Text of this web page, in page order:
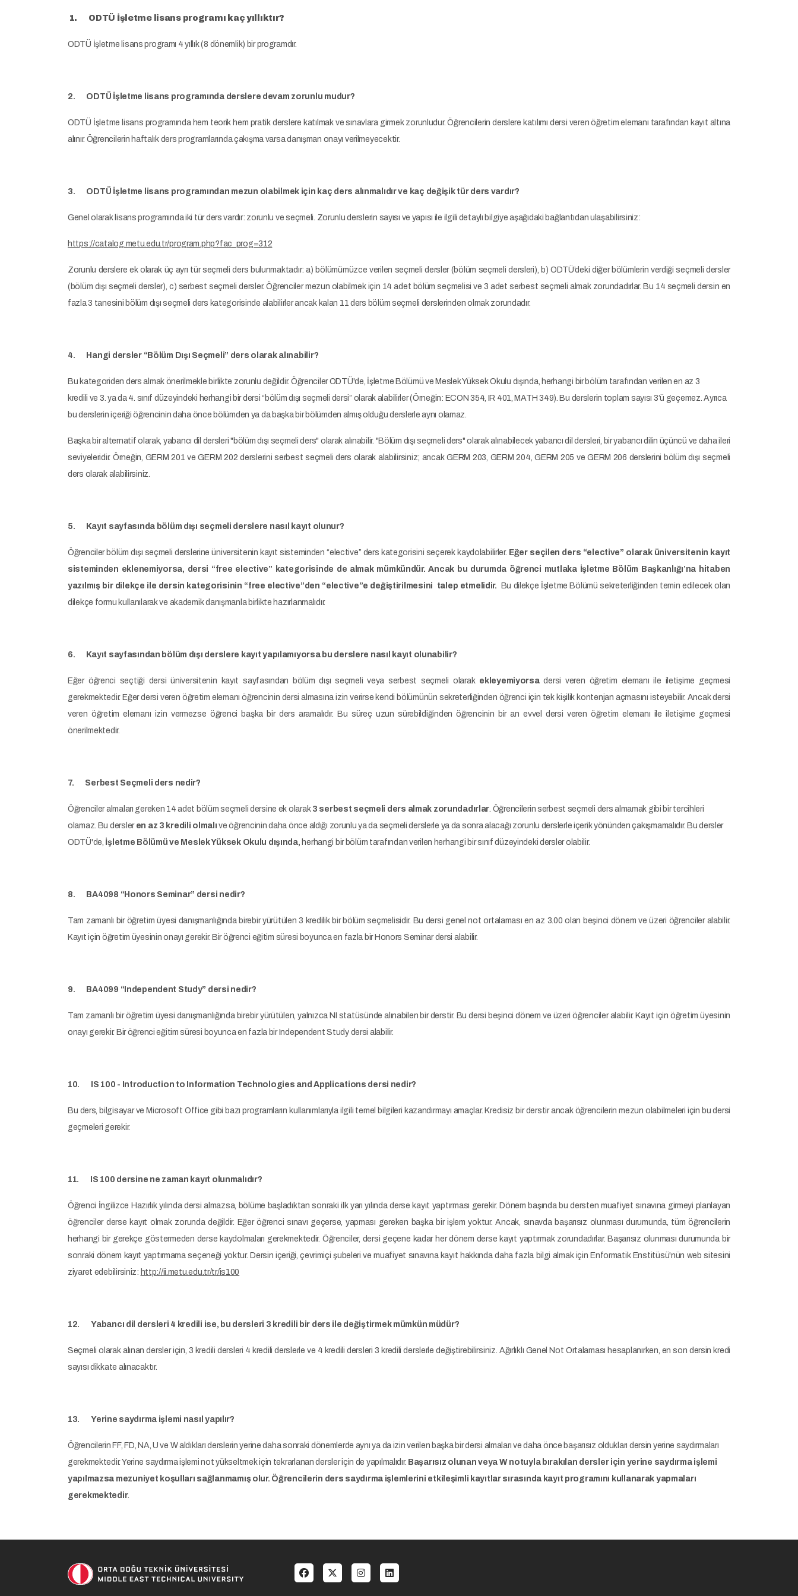
1. ODTÜ İşletme lisans programı kaç yıllıktır?
ODTÜ İşletme lisans programı 4 yıllık (8 dönemlik) bir programdır.
2. ODTÜ İşletme lisans programında derslere devam zorunlu mudur?
ODTÜ İşletme lisans programında hem teorik hem pratik derslere katılmak ve sınavlara girmek zorunludur. Öğrencilerin derslere katılımı dersi veren öğretim elemanı tarafından kayıt altına
alınır. Öğrencilerin haftalık ders programlarında çakışma varsa danışman onayı verilmeyecektir.
3. ODTÜ İşletme lisans programından mezun olabilmek için kaç ders alınmalıdır ve kaç değişik tür ders vardır?
Genel olarak lisans programında iki tür ders vardır: zorunlu ve seçmeli. Zorunlu derslerin sayısı ve yapısı ile ilgili detaylı bilgiye aşağıdaki bağlantıdan ulaşabilirsiniz:
https://catalog.metu.edu.tr/program.php?fac_prog=312
Zorunlu derslere ek olarak üç ayrı tür seçmeli ders bulunmaktadır: a) bölümümüzce verilen seçmeli dersler (bölüm seçmeli dersleri), b) ODTÜ’deki diğer bölümlerin verdiği seçmeli dersler
(bölüm dışı seçmeli dersler), c) serbest seçmeli dersler. Öğrenciler mezun olabilmek için 14 adet bölüm seçmelisi ve 3 adet serbest seçmeli almak zorundadırlar. Bu 14 seçmeli dersin en
fazla 3 tanesini bölüm dışı seçmeli ders kategorisinde alabilirler ancak kalan 11 ders bölüm seçmeli derslerinden olmak zorundadır.
4. Hangi dersler “Bölüm Dışı Seçmeli” ders olarak alınabilir?
Bu kategoriden ders almak önerilmekle birlikte zorunlu değildir. Öğrenciler ODTÜ'de, İşletme Bölümü ve Meslek Yüksek Okulu dışında, herhangi bir bölüm tarafından verilen en az 3
kredili ve 3. ya da 4. sınıf düzeyindeki herhangi bir dersi “bölüm dışı seçmeli dersi” olarak alabilirler (Örneğin: ECON 354, IR 401, MATH 349). Bu derslerin toplam sayısı 3’ü geçemez. Ayrıca
bu derslerin içeriği öğrencinin daha önce bölümden ya da başka bir bölümden almış olduğu derslerle aynı olamaz.
Başka bir alternatif olarak, yabancı dil dersleri "bölüm dışı seçmeli ders" olarak alınabilir. "Bölüm dışı seçmeli ders" olarak alınabilecek yabancı dil dersleri, bir yabancı dilin üçüncü ve daha ileri
seviyeleridir. Örneğin, GERM 201 ve GERM 202 derslerini serbest seçmeli ders olarak alabilirsiniz; ancak GERM 203, GERM 204, GERM 205 ve GERM 206 derslerini bölüm dışı seçmeli
ders olarak alabilirsiniz.
5. Kayıt sayfasında bölüm dışı seçmeli derslere nasıl kayıt olunur?
Öğrenciler bölüm dışı seçmeli derslerine üniversitenin kayıt sisteminden “elective” ders kategorisini seçerek kaydolabilirler. Eğer seçilen ders “elective” olarak üniversitenin kayıt
sisteminden eklenemiyorsa, dersi “free elective” kategorisinde de almak mümkündür. Ancak bu durumda öğrenci mutlaka İşletme Bölüm Başkanlığı’na hitaben
yazılmış bir dilekçe ile dersin kategorisinin “free elective”den “elective”e değiştirilmesini talep etmelidir.
Bu dilekçe İşletme Bölümü sekreterliğinden temin edilecek olan
dilekçe formu kullanılarak ve akademik danışmanla birlikte hazırlanmalıdır.
6. Kayıt sayfasından bölüm dışı derslere kayıt yapılamıyorsa bu derslere nasıl kayıt olunabilir?
Eğer öğrenci seçtiği dersi üniversitenin kayıt sayfasından bölüm dışı seçmeli veya serbest seçmeli olarak ekleyemiyorsadersi veren öğretim elemanı ile iletişime geçmesi
gerekmektedir. Eğer dersi veren öğretim elemanı öğrencinin dersi almasına izin verirse kendi bölümünün sekreterliğinden öğrenci için tek kişilik kontenjan açmasını isteyebilir. Ancak dersi
veren öğretim elemanı izin vermezse öğrenci başka bir ders aramalıdır. Bu süreç uzun sürebildiğinden öğrencinin bir an evvel dersi veren öğretim elemanı ile iletişime geçmesi
önerilmektedir.
7. Serbest Seçmeli ders nedir?
Öğrenciler almaları gereken 14 adet bölüm seçmeli dersine ek olarak 3 serbest seçmeli ders almak zorundadırlar. Öğrencilerin serbest seçmeli ders almamak gibi bir tercihleri
olamaz. Bu dersler en az 3 kredili olmalıve öğrencinin daha önce aldığı zorunlu ya da seçmeli derslerle ya da sonra alacağı zorunlu derslerle içerik yönünden çakışmamalıdır. Bu dersler
ODTÜ'de, İşletme Bölümü ve Meslek Yüksek Okulu dışında, herhangi bir bölüm tarafından verilen herhangi bir sınıf düzeyindeki dersler olabilir.
8. BA4098 “Honors Seminar” dersi nedir?
Tam zamanlı bir öğretim üyesi danışmanlığında birebir yürütülen 3 kredilik bir bölüm seçmelisidir. Bu dersi genel not ortalaması en az 3.00 olan beşinci dönem ve üzeri öğrenciler alabilir.
Kayıt için öğretim üyesinin onayı gerekir. Bir öğrenci eğitim süresi boyunca en fazla bir Honors Seminar dersi alabilir.
9. BA4099 “Independent Study” dersi nedir?
Tam zamanlı bir öğretim üyesi danışmanlığında birebir yürütülen, yalnızca NI statüsünde alınabilen bir derstir. Bu dersi beşinci dönem ve üzeri öğrenciler alabilir. Kayıt için öğretim üyesinin
onayı gerekir. Bir öğrenci eğitim süresi boyunca en fazla bir Independent Study dersi alabilir.
10. IS 100 - Introduction to Information Technologies and Applications dersi nedir?
Bu ders, bilgisayar ve Microsoft Office gibi bazı programların kullanımlarıyla ilgili temel bilgileri kazandırmayı amaçlar. Kredisiz bir derstir ancak öğrencilerin mezun olabilmeleri için bu dersi
geçmeleri gerekir.
11. IS 100 dersine ne zaman kayıt olunmalıdır?
Öğrenci İngilizce Hazırlık yılında dersi almazsa, bölüme başladıktan sonraki ilk yarı yılında derse kayıt yaptırması gerekir. Dönem başında bu dersten muafiyet sınavına girmeyi planlayan
öğrenciler derse kayıt olmak zorunda değildir. Eğer öğrenci sınavı geçerse, yapması gereken başka bir işlem yoktur. Ancak, sınavda başarısız olunması durumunda, tüm öğrencilerin
herhangi bir gerekçe göstermeden derse kaydolmaları gerekmektedir. Öğrenciler, dersi geçene kadar her dönem derse kayıt yaptırmak zorundadırlar. Başarısız olunması durumunda bir
sonraki dönem kayıt yaptırmama seçeneği yoktur. Dersin içeriği, çevrimiçi şubeleri ve muafiyet sınavına kayıt hakkında daha fazla bilgi almak için Enformatik Enstitüsü'nün web sitesini
ziyaret edebilirsiniz: http://ii.metu.edu.tr/tr/is100
12. Yabancı dil dersleri 4 kredili ise, bu dersleri 3 kredili bir ders ile değiştirmek mümkün müdür?
Seçmeli olarak alınan dersler için, 3 kredili dersleri 4 kredili derslerle ve 4 kredili dersleri 3 kredili derslerle değiştirebilirsiniz. Ağırlıklı Genel Not Ortalaması hesaplanırken, en son dersin kredi
sayısı dikkate alınacaktır.
13. Yerine saydırma işlemi nasıl yapılır?
Öğrencilerin FF, FD, NA, U ve W aldıkları derslerin yerine daha sonraki dönemlerde aynı ya da izin verilen başka bir dersi almaları ve daha önce başarısız oldukları dersin yerine saydırmaları
gerekmektedir. Yerine saydırma işlemi not yükseltmek için tekrarlanan dersler için de yapılmalıdır. Başarısız olunan veya W notuyla bırakılan dersler için yerine saydırma işlemi
yapılmazsa mezuniyet koşulları sağlanmamış olur. Öğrencilerin ders saydırma işlemlerini etkileşimli kayıtlar sırasında kayıt programını kullanarak yapmaları
gerekmektedir.
Social menu